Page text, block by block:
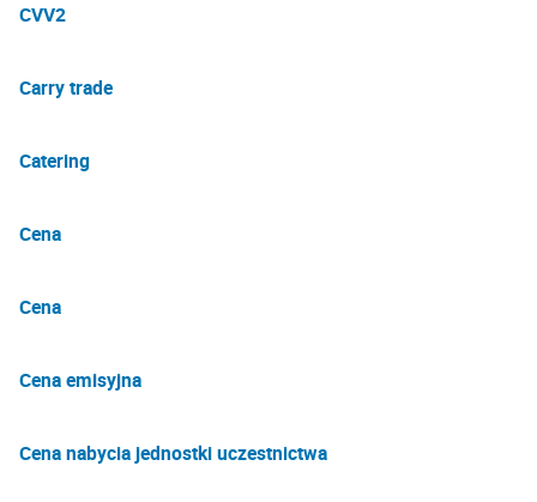
CVV2
Carry trade
Catering
Cena
Cena
Cena emisyjna
Cena nabycia jednostki uczestnictwa